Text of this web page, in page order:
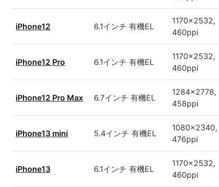
iPhone12 6.1インチ 有機EL
1170x2532,
460ppi
iPhone12 Pro 6.1インチ 有機EL
1170x2532,
460ppi
iPhone12 Pro Max 6.7インチ 有機EL
1284x2778,
458ppi
iPhone13 mini 5.4インチ 有機EL
1080x2340,
476ppi
iPhone13 6.1インチ 有機EL
1170x2532,
460ppi